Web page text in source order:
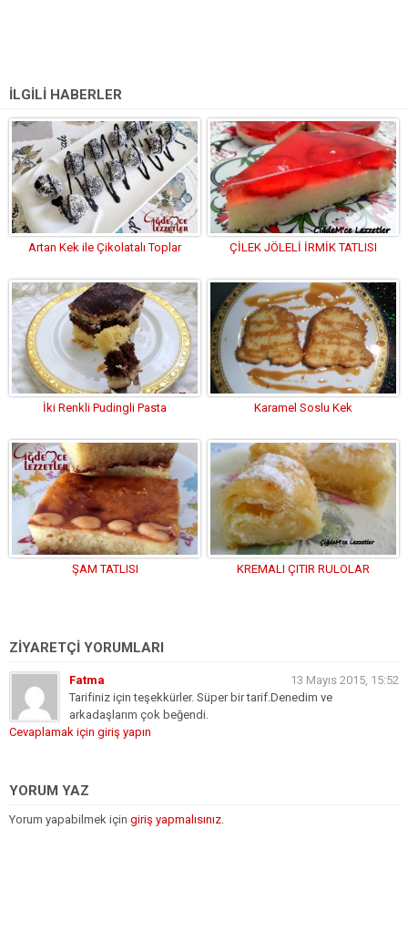
İLGİLİ HABERLER
Artan Kek ile Çikolatalı Toplar ÇİLEK JÖLELİ İRMİK TATLISI
İki Renkli Pudingli Pasta Karamel Soslu Kek
ŞAM TATLISI KREMALI ÇITIR RULOLAR
ZİYARETÇİ YORUMLARI
Fatma
13 Mayıs 2015, 15:52
Tarifiniz için teşekkürler. Süper bir tarif.Denedim ve
arkadaşlarım çok beğendi.
Cevaplamak için giriş yapın
YORUM YAZ
Yorum yapabilmek için giriş yapmalısınız